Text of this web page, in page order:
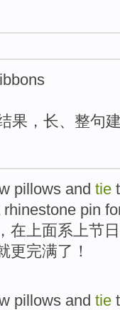
果，长、整句
pillows and tie
rhinestone pin
，在上面系 上节日
更完满了！
pillows and tie